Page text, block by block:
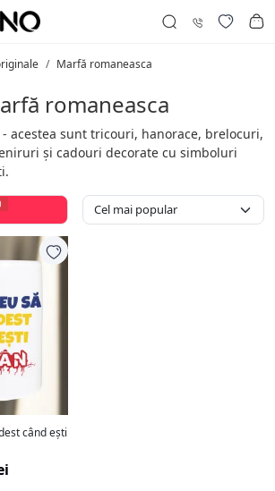
Marfă romaneasca
romaneasca
- acestea sunt tricouri, hanorace, brelocuri,
și cadouri decorate cu simboluri
când ești